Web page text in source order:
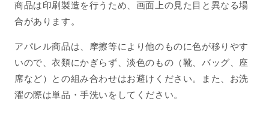
商品は印刷製造を行うため、画面上の見た目と異なる場
合があります。
アパレル商品は、摩擦等により他のものに色が移りやす
いので、衣類にかぎらず、淡色のもの（靴、バッグ、座
席など）との組み合わせはお避けください。また、お洗
濯の際は単品・手洗いをしてください。